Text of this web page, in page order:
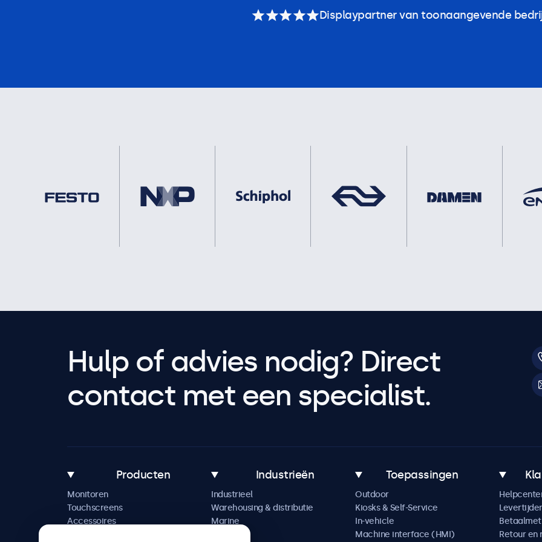
Displaypartner van toonaangevende
Hulp of advies nodig? Direct
contact met een specialist.
Producten
Monitoren
Touchscreens
Accessoires
Industrieën
Industrieel
Warehousing & distributie
Marine
Toepassingen
Outdoor
Kiosks & Self-Service
In-vehicle
Machine interface (HMI)
Retour en